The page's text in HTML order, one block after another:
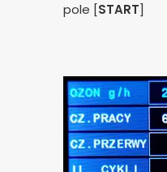
pole [START]